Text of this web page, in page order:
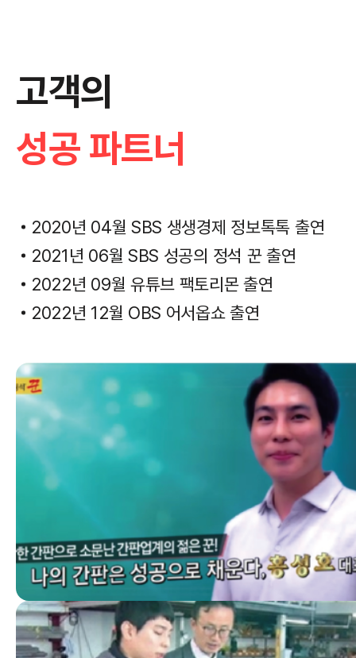
고객의
성공 파트너
2020년 04월 SBS 생생경제 정보톡톡 출연
2021년 06월 SBS 성공의 정석 꾼 출연
2022년 09월 유튜브 팩토리몬 출연
2022년 12월 OBS 어서옵쇼 출연